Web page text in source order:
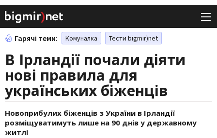
Гарячі теми: Комуналка Тести bigmir)net
В Ірландії почали діяти
нові правила для
українських біженців
Новоприбулих біженців з України в Ірландії
розміщуватимуть лише на 90 днів у державному
житлі